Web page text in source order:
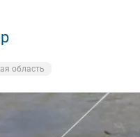
область